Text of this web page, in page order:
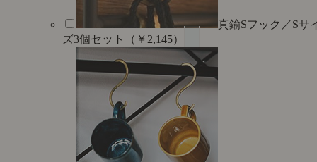
真鍮Sフック／Sサ
ズ3個セット（￥2,145）